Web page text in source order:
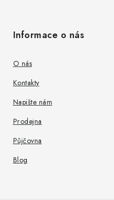
Informace o nás
O nás
Kontakty
Napište nám
Prodejna
Půjčovna
Blog